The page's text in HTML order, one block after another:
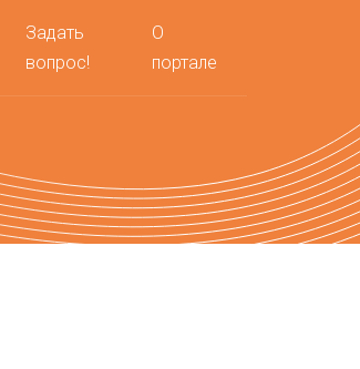
Задать
вопрос!
О
портале